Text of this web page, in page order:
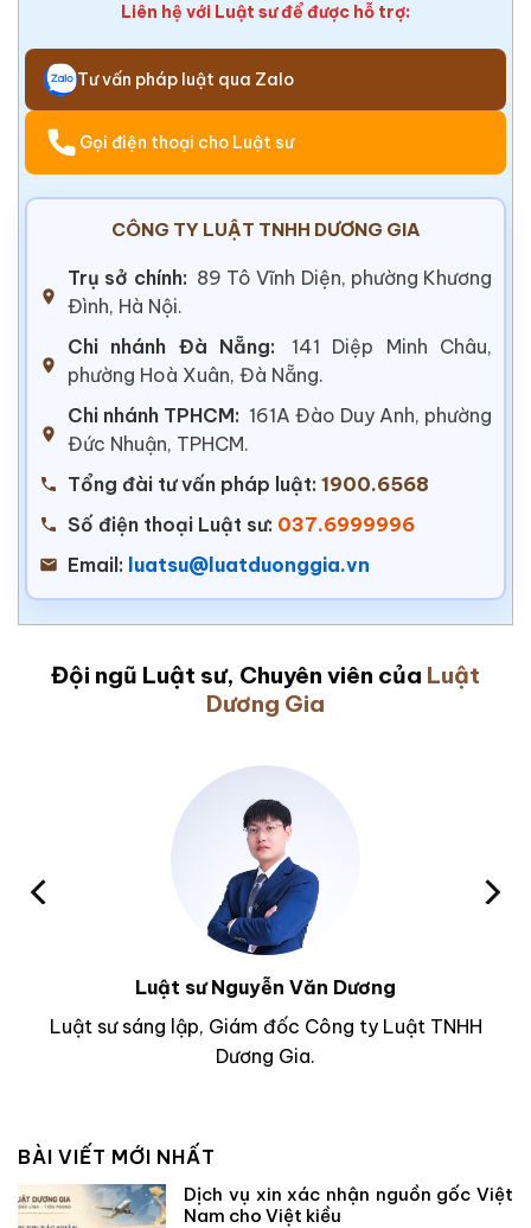
Liên hệ với Luật sư để được hỗ trợ:
Tư vấn pháp luật qua Zalo
Gọi điện thoại cho Luật sư
CÔNG TY LUẬT TNHH DƯƠNG GIA
Trụ sở chính: 89 Tô Vĩnh Diện, phường Khương
Đình, Hà Nội.
Chi nhánh Đà Nẵng:
141 Diệp Minh Châu,
phường Hoà Xuân, Đà Nẵng.
Chi nhánh TPHCM: 161A Đào Duy Anh, phường
Đức Nhuận, TPHCM.
Tổng đài tư vấn pháp luật: 1900.6568
Số điện thoại Luật sư: 037.6999996
Email: luatsu@luatduonggia.vn
Đội ngũ Luật sư, Chuyên viên của Luật
Dương Gia
Luật sư Nguyễn Văn Dương
Luật sư sáng lập, Giám đốc Công ty Luật TNHH
Dương Gia.
BÀI VIẾT MỚI NHẤT
Dịch vụ xin xác nhận nguồn gốc Việt
Nam cho Việt kiều